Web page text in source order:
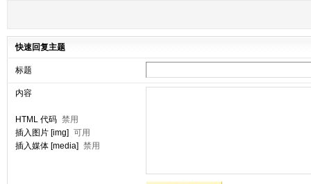
快速回复主题
标题
内容
HTML 代码 禁用
插入图片 [img] 可用
插入媒体 [media] 禁用